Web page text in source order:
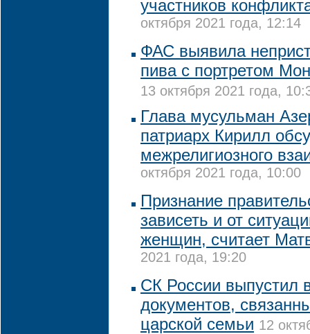
участников
октября 2021 года, 12:14
ФАС выявила
пива с портретом
13 октября 2021 года,
Глава мусульман
патриарх Кирилл
межрелигиозного
октября 2021 года, 10:00
Признание
зависеть и от
женщин, считает
2021 года, 19:20
СК России выпустил
документов,
царской семьи 12